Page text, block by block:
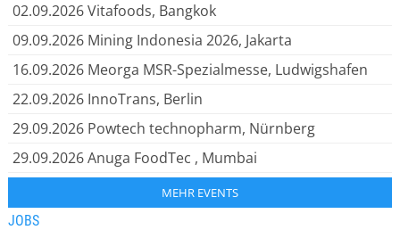
02.09.2026Vitafoods, Bangkok
09.09.2026 Mining Indonesia 2026, Jakarta
16.09.2026 Meorga MSR-Spezialmesse, Ludwigshafen
22.09.2026 InnoTrans, Berlin
29.09.2026 Powtech technopharm, Nürnberg
29.09.2026Anuga FoodTec , Mumbai
MEHR EVENTS
JOBS